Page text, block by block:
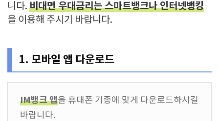
니다. 비대면 우대금리는 스마트뱅크나 인터넷뱅킹
을 이용해 주시기 바랍니다.
1. 모바일 앱 다운로드
IM뱅크 앱을 휴대폰 기종에 맞게 다운로드하시길
바랍니다.